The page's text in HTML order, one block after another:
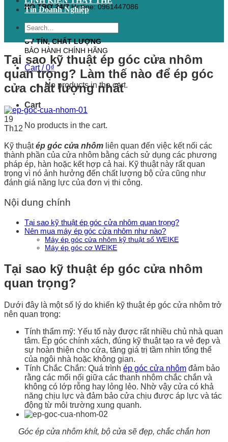
HỖ TRỢ 24/7Hotline: 0961447086
UY TÍN, CHẤT LƯỢNG
BẢO HÀNH CHÍNH HÃNG
Cart /0₫
No products in the cart.
Cart
No products in the cart.
Tin Doanh Nghiệp
Search
for:
Tại sao kỹ thuật ép góc cửa nhôm
quan trọng? Làm thế nào để ép góc
cửa chất lượng nhất
19
Th12
Kỹ thuậtép góc cửa nhôm liên quan đến việc kết nối các
thành phần của cửa nhôm bằng cách sử dụng các phương
pháp ép, hàn hoặc kết hợp cả hai. Kỹ thuật này rất quan
trọng vì nó ảnh hưởng đến chất lượng bộ cửa cũng như
đánh giá năng lực của đơn vị thi công.
Nội dung chính
Tại sao kỹ thuật ép góc cửa nhôm quan trọng?
Nên mua máy ép góc cửa nhôm như nào?
Máy ép góc cửa nhôm kỹ thuật số WEIKE
Máy ép góc cơ WEIKE
Tại sao kỹ thuật ép góc cửa nhôm
quan trọng?
Dưới đây là một số lý do khiến kỹ thuật ép góc cửa nhôm trở
nên quan trọng:
Tính thẩm mỹ: Yếu tố này được rất nhiều chủ nhà quan
tâm. Ép góc chính xách, đúng kỹ thuật tạo ra vẻ đẹp và
sự hoàn thiện cho cửa, tăng giá trị tầm nhìn tổng thể
của ngôi nhà hoặc không gian.
Tính Chắc Chắn: Quá trình ép góc cửa nhôm đảm bảo
rằng các mối nối giữa các thanh nhôm chắc chắn và
không có lớp rỗng hay lỏng lẻo. Nhờ vậy cửa có khả
năng chịu lực và đảm bảo cửa chịu được áp lực và tác
động từ môi trường xung quanh.
Góc ép cửa nhôm khít, bộ cửa sẽ đẹp, chắc chắn hơn